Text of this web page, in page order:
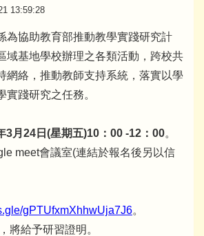
13:59:28
為協助教育部推動教學實踐研究計
域基地學校辦理之各類活動，跨校共
網絡，推動教師支持系統，落實以學
實踐研究之任務。
3月24日(星期五)10：00 -12：00。
meet會議室(連結於報名後另以信
gPTUfxmXhhwUja7J6。
將給予研習證明。